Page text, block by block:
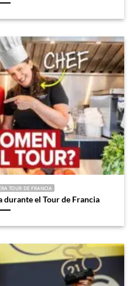
TOUR DE FRANCIA
durante el Tour de Francia